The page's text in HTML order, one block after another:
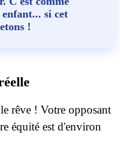
si cet
!
rêve ! Votre opposant
équité est d'environ